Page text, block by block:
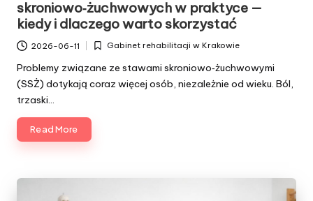
skroniowo‑żuchwowych w praktyce —
kiedy i dlaczego warto skorzystać
2026-06-11
PostedGabinet rehabilitacji w Krakowie
Problemy związane ze stawami skroniowo‑żuchwowymi
(SSŻ) dotykają coraz więcej osób, niezależnie od wieku. Ból,
trzaski…
Read More